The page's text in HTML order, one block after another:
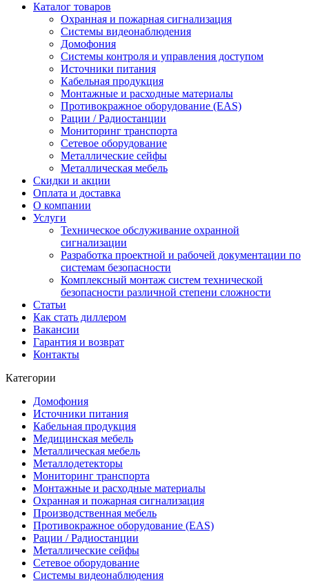
Каталог товаров
Охранная и пожарная сигнализация
Системы видеонаблюдения
Домофония
Системы контроля и управления доступом
Источники питания
Кабельная продукция
Монтажные и расходные материалы
Противокражное оборудование (EAS)
Рации / Радиостанции
Мониторинг транспорта
Сетевое оборудование
Металлические сейфы
Металлическая мебель
Скидки и акции
Оплата и доставка
О компании
Услуги
Техническое обслуживание охранной
сигнализации
Разработка проектной и рабочей документации по
системам безопасности
Комплексный монтаж систем технической
безопасности различной степени сложности
Статьи
Как стать диллером
Вакансии
Гарантия и возврат
Контакты
Категории
Домофония
Источники питания
Кабельная продукция
Медицинская мебель
Металлическая мебель
Металлодетекторы
Мониторинг транспорта
Монтажные и расходные материалы
Охранная и пожарная сигнализация
Производственная мебель
Противокражное оборудование (EAS)
Рации / Радиостанции
Металлические сейфы
Сетевое оборудование
Системы видеонаблюдения